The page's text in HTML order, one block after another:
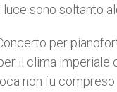
sono soltanto
per
il clima imperiale
non fu